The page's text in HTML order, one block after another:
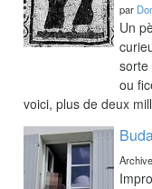
par
Un
sorte
ou
voici, plus de deux